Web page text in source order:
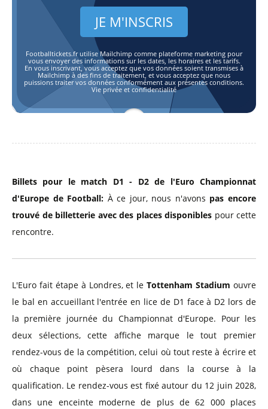
Footballtickets.fr utilise Mailchimp comme plateforme marketing pour
vous envoyer des informations sur les dates, les horaires et les tarifs.
En vous inscrivant, vous acceptez que vos données soient transmises à
Mailchimp à des fins de traitement, et vous acceptez que nous
puissions traiter vos données conformément aux présentes conditions.
Vie privée et confidentialité
Billets pour le match D1 - D2 de l'Euro Championnat
d'Europe de Football: À ce jour, nous n'avons pas encore
trouvé de billetterie avec des places disponibles pour cette
rencontre.
L'Euro fait étape à Londres, et leTottenham Stadium ouvre
le bal en accueillant l'entrée en lice de D1 face à D2 lors de
la première journée du Championnat d'Europe. Pour les
deux sélections, cette affiche marque le tout premier
rendez-vous de la compétition, celui où tout reste à écrire et
où chaque point pèsera lourd dans la course à la
qualification. Le rendez-vous est fixé autour du 12 juin 2028,
dans une enceinte moderne de plus de 62 000 places